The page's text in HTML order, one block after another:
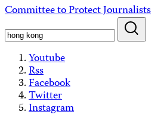
Skip
content
Committee to Protect Journalists
Youtube
Rss
Facebook
Twitter
Instagram